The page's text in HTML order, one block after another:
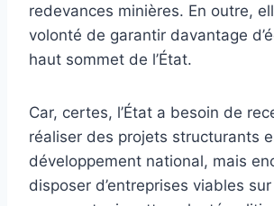
redevances minières. En outre,
volonté de garantir davantage
haut sommet de l’État.
Car, certes, l’État a besoin de
réaliser des projets structurants
développement national, mais
disposer d’entreprises viables